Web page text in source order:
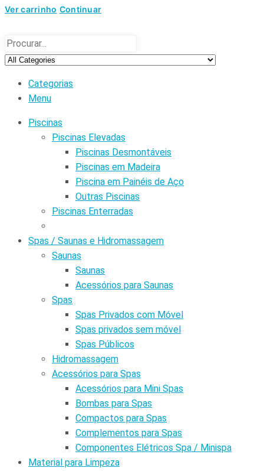
Ver carrinho Continuar
Categorias
Menu
Piscinas
Piscinas Elevadas
Piscinas Desmontáveis
Piscinas em Madeira
Piscina em Painéis de Aço
Outras Piscinas
Piscinas Enterradas
Spas / Saunas e Hidromassagem
Saunas
Saunas
Acessórios para Saunas
Spas
Spas Privados com Móvel
Spas privados sem móvel
Spas Públicos
Hidromassagem
Acessórios para Spas
Acessórios para Mini Spas
Bombas para Spas
Compactos para Spas
Complementos para Spas
Componentes Elétricos Spa / Minispa
Material para Limpeza